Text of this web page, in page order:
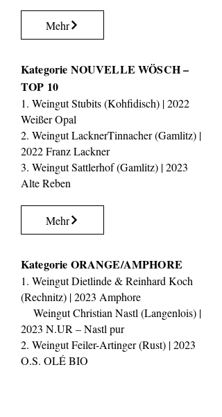
Mehr
Kategorie NOUVELLE WÖSCH –
TOP 10
1. Weingut Stubits (Kohfidisch) | 2022
Weißer Opal
2. Weingut LacknerTinnacher (Gamlitz) |
2022 Franz Lackner
3. Weingut Sattlerhof (Gamlitz) | 2023
Alte Reben
Mehr
Kategorie ORANGE/AMPHORE
1. Weingut Dietlinde & Reinhard Koch
(Rechnitz) | 2023 Amphore
Weingut Christian Nastl (Langenlois) |
2023 N.UR – Nastl pur
2. Weingut Feiler-Artinger (Rust) | 2023
O.S. OLÉ BIO